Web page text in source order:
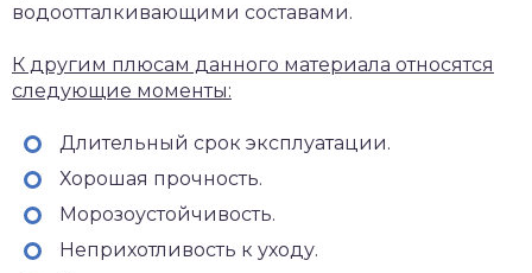
водоотталкивающими составами.
К другим плюсам данного материала относятся
следующие моменты:
Длительный срок эксплуатации.
Хорошая прочность.
Морозоустойчивость.
Неприхотливость к уходу.